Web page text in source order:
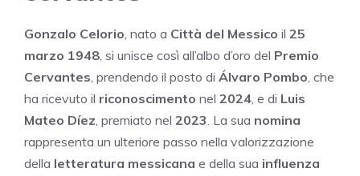
Gonzalo Celorio, nato a Città del Messico il 25
marzo 1948, si unisce così all’albo d’oro del Premio
Cervantes, prendendo il posto di Álvaro Pombo, che
ha ricevuto il riconoscimento nel 2024, e di Luis
Mateo Díez, premiato nel 2023. La sua nomina
rappresenta un ulteriore passo nella valorizzazione
della letteratura messicana e della sua influenza